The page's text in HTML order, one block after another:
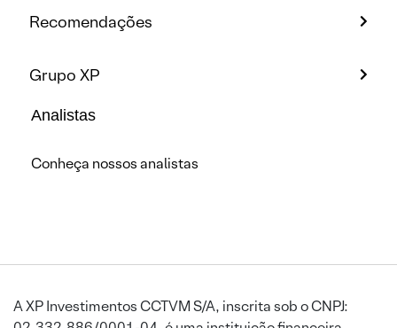
Recomendações
Grupo XP
Analistas
Conheça nossos analistas
A XP Investimentos CCTVM S/A, inscrita sob o CNPJ: